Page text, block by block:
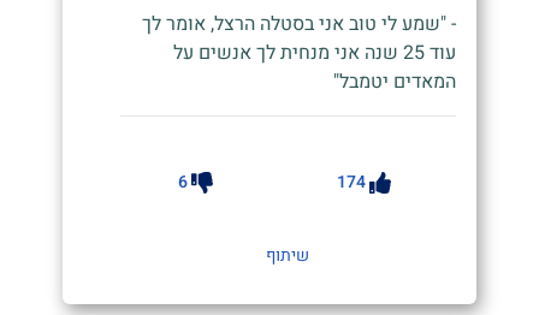
- "שמע לי טוב אני בסטלה הרצל, אומר לך
עוד 25 שנה אני מנחית לך אנשים על
המאדים יטמבל"
174
6
שיתוף